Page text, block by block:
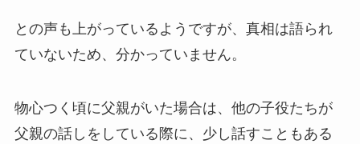
との声も上がっているようですが、真相は語られ
ていないため、分かっていません。
物心つく頃に父親がいた場合は、他の子役たちが
父親の話しをしている際に、少し話すこともある